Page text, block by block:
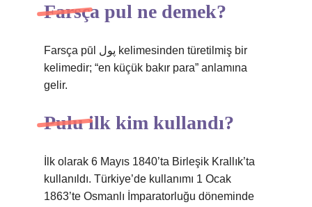
Farsça pul ne demek?
Farsça pūl پول kelimesinden türetilmiş bir
kelimedir; “en küçük bakır para” anlamına
gelir.
Pulu ilk kim kullandı?
İlk olarak 6 Mayıs 1840’ta Birleşik Krallık’ta
kullanıldı. Türkiye’de kullanımı 1 Ocak
1863’te Osmanlı İmparatorluğu döneminde